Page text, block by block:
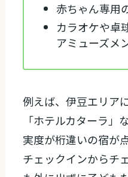
赤ちゃん専用
カラオケや卓
アミューズメ
例えば、伊豆エリア
「ホテルカターラ」
実度が桁違いの宿が
チェックインからチ